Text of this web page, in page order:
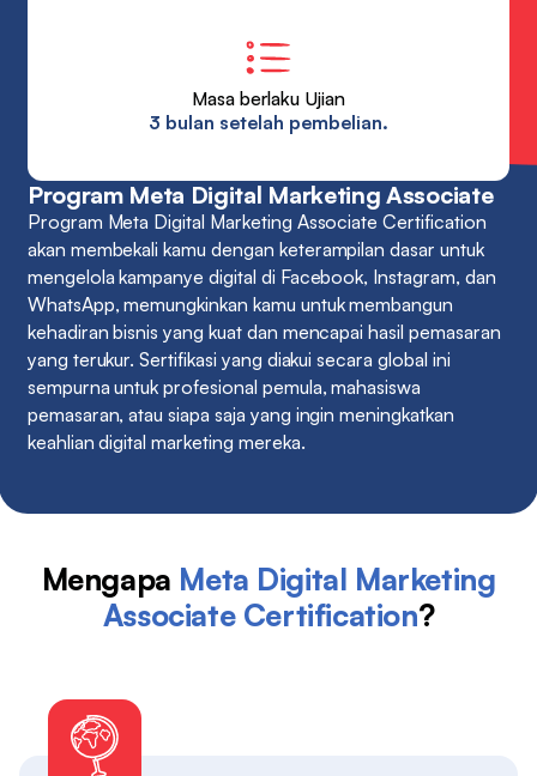
Masa berlaku Ujian
3 bulan setelah pembelian.
Program Meta Digital Marketing Associate
Program Meta Digital Marketing Associate Certification
akan membekali kamu dengan keterampilan dasar untuk
mengelola kampanye digital di Facebook, Instagram, dan
WhatsApp, memungkinkan kamu untuk membangun
kehadiran bisnis yang kuat dan mencapai hasil pemasaran
yang terukur. Sertifikasi yang diakui secara global ini
sempurna untuk profesional pemula, mahasiswa
pemasaran, atau siapa saja yang ingin meningkatkan
keahlian digital marketing mereka.
Mengapa Meta Digital Marketing
Associate Certification?